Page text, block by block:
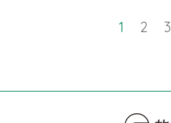
1 2 3